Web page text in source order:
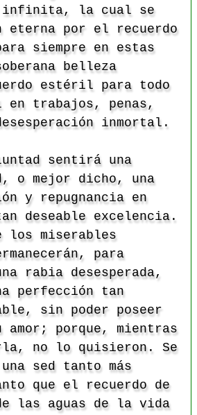
infinita, la cual se
eterna por el recuerdo
siempre en estas
belleza
estéril para todo
trabajos, penas,
inmortal.
sentirá una
o mejor dicho, una
y repugnancia en
deseable excelencia.
los miserables
para
rabia desesperada,
perfección tan
sin poder poseer
amor; porque, mientras
no lo quisieron. Se
sed tanto más
que el recuerdo de
las aguas de la vida